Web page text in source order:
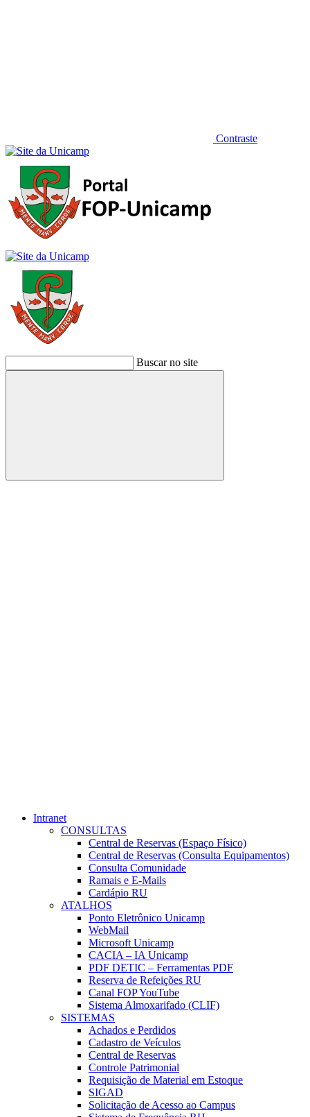
Contraste
Buscar no site
Buscar
Intranet
CONSULTAS
Central de Reservas (Espaço Físico)
Central de Reservas (Consulta Equipamentos)
Consulta Comunidade
Ramais e E-Mails
Cardápio RU
ATALHOS
Ponto Eletrônico Unicamp
WebMail
Microsoft Unicamp
CACIA – IA Unicamp
PDF DETIC – Ferramentas PDF
Reserva de Refeições RU
Canal FOP YouTube
Sistema Almoxarifado (CLIF)
SISTEMAS
Achados e Perdidos
Cadastro de Veículos
Central de Reservas
Controle Patrimonial
Requisição de Material em Estoque
SIGAD
Solicitação de Acesso ao Campus